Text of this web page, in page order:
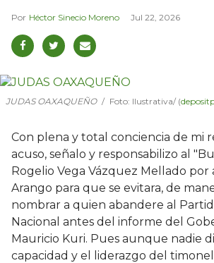
Héctor Sinecio Moreno Jul 22, 2026
JUDAS OAXAQUEÑO Foto: Ilustrativa/ (
Con plena y total conciencia de mi
acuso, señalo y responsabilizo al
Rogelio Vega Vázquez Mellado
Arango para que se evitara, de
nombrar a quien abandere al
Nacional antes del informe del
Mauricio Kuri. Pues aunque nadie
capacidad y el liderazgo del